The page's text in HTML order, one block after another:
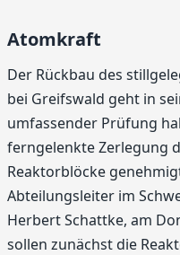
Atomkraft
Der Rückbau des
bei Greifswald geht in
umfassender Prüfung
ferngelenkte Zerlegung
Reaktorblöcke
Abteilungsleiter im
Herbert Schattke, am
sollen zunächst die